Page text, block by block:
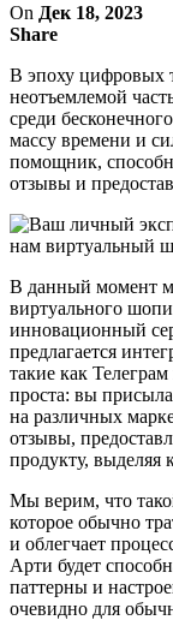
On Дек 18, 2023
Share
В эпоху цифровых
неотъемлемой
среди
массу времени и
помощник,
отзывы и
В данный момент
виртуального
инновационный
предлагается
такие как
проста: вы
на различных
отзывы,
продукту, выделяя
Мы верим, что
которое обычно
и облегчает
Арти будет
паттерны и
очевидно для